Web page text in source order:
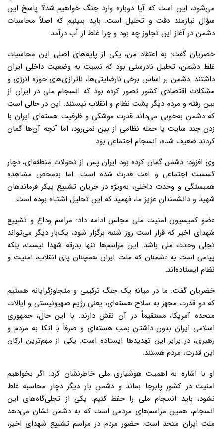
می‌شود، این است که آیا دوباره وارد جنگ خواهیم شد؟ پاسخ این
سؤال نیازمند دقت و تحلیل است. باید ببینیم که اصلاً محاسبات
دشمن در آغاز این تجاوز چه بود و چرا غلط از آب درآمد.
خضریان گفت: به اعتقاد من، یکی از پایه‌های اصلی این محاسبات
غلط دشمن، تحلیل نادرستی بود که نسبت به وضعیت داخلی ایران
داشتند. دشمن بر اساس برخی نارضایتی‌ها، ناترازی‌های حوزه انرژی و
مشکلات اقتصادی کشور تصور کرده بود که انسجام ملی در ایران از
بین رفته و مردم دیگر پشت نظام و انقلاب نیستند. این در حالی است
که دشمن به‌خوبی می‌داند قدرت موشکی و ظرفیت هسته‌ای ایران با
زدن چند سایت یا حمله نظامی از بین نمی‌رود، اما آنچه آن‌ها گمان
کردند ضعیف شده، انسجام اجتماعی بود.
وی افزود: دشمن گمان کرده بود ایران پس از تحولات منطقه‌ای، دچار
گسست اجتماعی و افت قدرت شده است. اما به‌محض مشاهده
همبستگی و وحدت داخلی، به‌ویژه در جریان تشییع پیکر فرماندهان
شهید و دانشمندان عزیز ما، فهمید که این تحلیل اشتباه بوده است.
عضو کمیسیون امنیت ملی مجلس ادامه داد: مراسم وداع و تشییع
شهدای اخیر که قرار است روز شنبه برگزار شود، یک‌بار دیگر می‌تواند
تجلی وحدت ملی باشد. این مراسم‌ها تنها بدرقه شهدا نیست، بلکه
پیامی است به دشمنان که ملت ایران همچنان پای انقلاب، امنیت و
نظام ایستاده‌اند.
خضریان گفت: ما در میانه یک جنگ ترکیبی و متجاوزگرایانه هستیم
که دو قدرت مجهز به سلاح هسته‌ای، یعنی رژیم صهیونیستی و ایالات
متحده آمریکا، مستقیماً در آن نقش دارند. با این حال، جمهوری
اسلامی ایران بدون داشتن بمب هسته‌ای و صرفاً با اتکا به مردم و
رهبری، در برابر این تهدیدها ایستاده است. یکی از مهم‌ترین ارکان
این قدرت، مردم هستند.
او با اشاره به اهمیت هوشیاری ملی خاطرنشان کرد: اگر بخواهیم
امنیت در کشور پابرجا بماند و دشمن بار دیگر دچار محاسبه غلط
نشود، باید انسجام ملی را حفظ کنیم. یکی از تجلی‌گاه‌های این
انسجام، همین مراسم‌های مردمی است که به دشمن نشان می‌دهد
ملت ایران متحد است. حضور مردم در مراسم تشییع شهدای اخیر،